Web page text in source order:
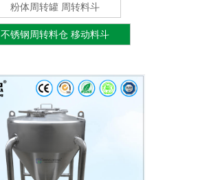
粉体周转罐 周转料斗
不锈钢周转料仓 移动料斗